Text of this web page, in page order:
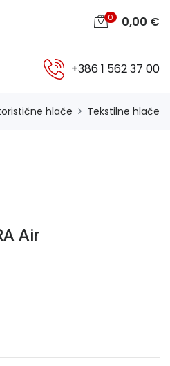
0 0,00 €
+386 1 562 37 00
hlače Tekstilne hlače
Air